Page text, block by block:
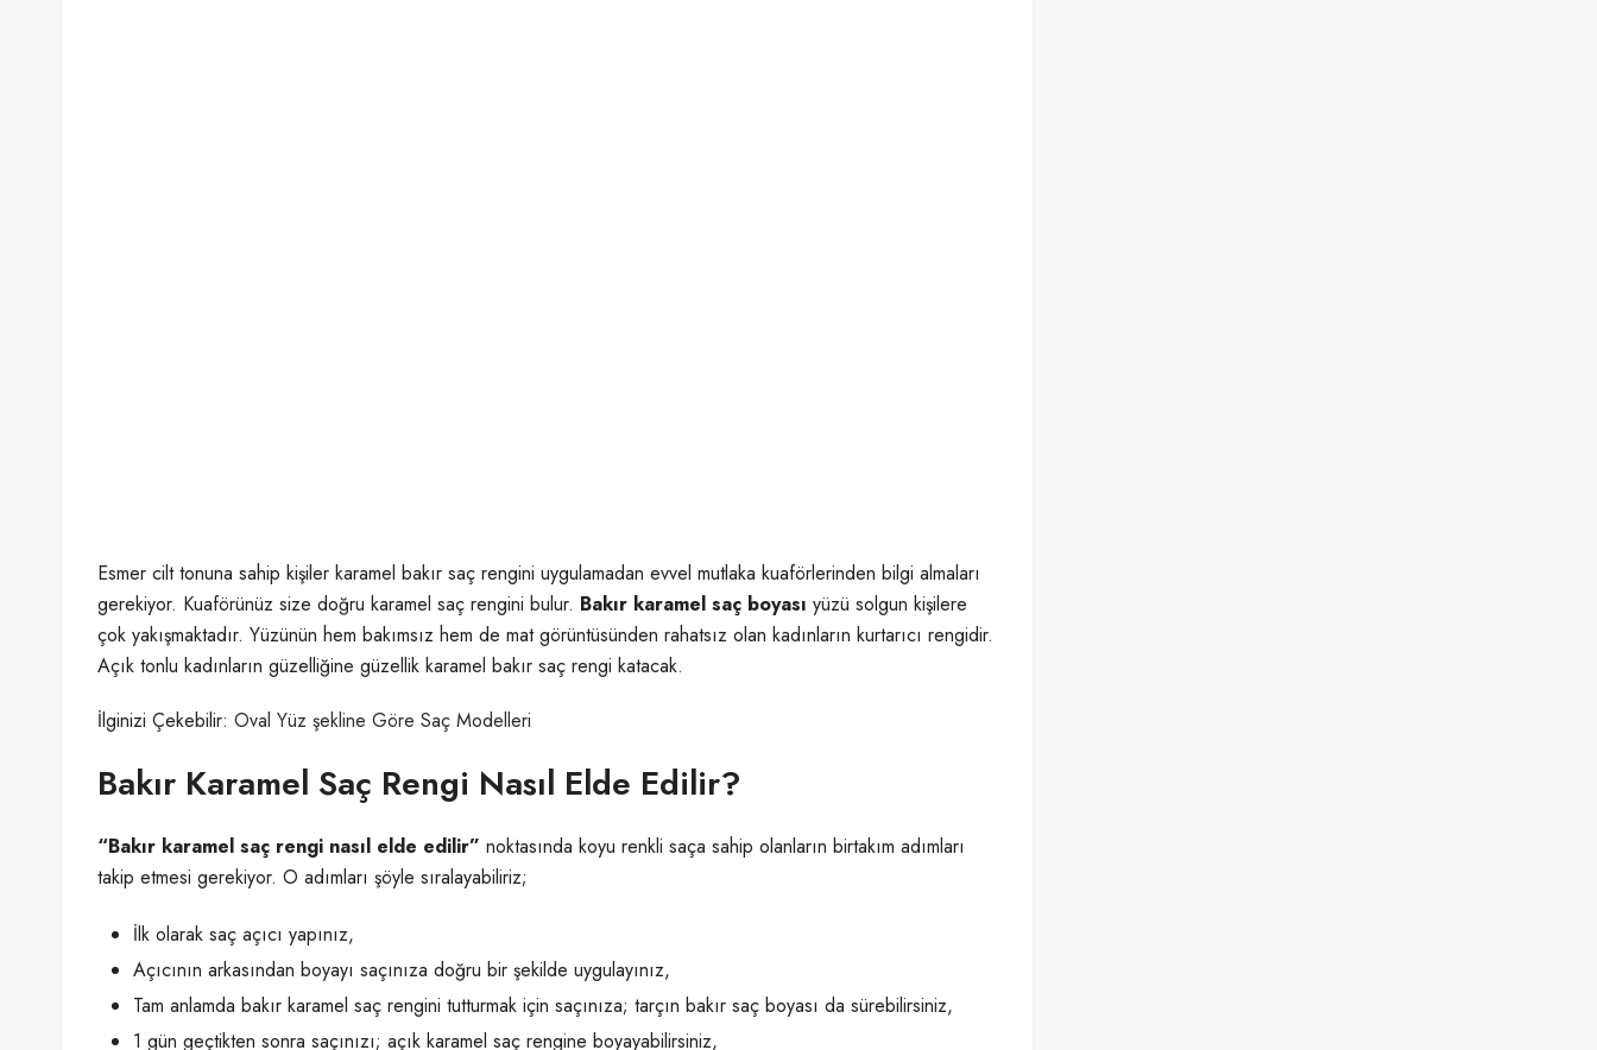
Esmer cilt tonuna sahip kişiler karamel bakır saç rengini uygulamadan evvel mutlaka kuaförlerinden bilgi almaları
gerekiyor. Kuaförünüz size doğru karamel saç rengini bulur. Bakır karamel saç boyası yüzü solgun kişilere
çok yakışmaktadır. Yüzünün hem bakımsız hem de mat görüntüsünden rahatsız olan kadınların kurtarıcı rengidir.
Açık tonlu kadınların güzelliğine güzellik karamel bakır saç rengi katacak.
İlginizi Çekebilir: Oval Yüz şekline Göre Saç Modelleri
Bakır Karamel Saç Rengi Nasıl Elde Edilir?
“Bakır karamel saç rengi nasıl elde edilir” noktasında koyu renkli saça sahip olanların birtakım adımları
takip etmesi gerekiyor. O adımları şöyle sıralayabiliriz;
İlk olarak saç açıcı yapınız,
Açıcının arkasından boyayı saçınıza doğru bir şekilde uygulayınız,
Tam anlamda bakır karamel saç rengini tutturmak için saçınıza; tarçın bakır saç boyası da sürebilirsiniz,
1 gün geçtikten sonra saçınızı; açık karamel saç rengine boyayabilirsiniz,